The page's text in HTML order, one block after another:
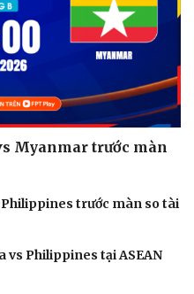
Myanmar trước màn
Philippines trước màn so tài
Philippines tại ASEAN